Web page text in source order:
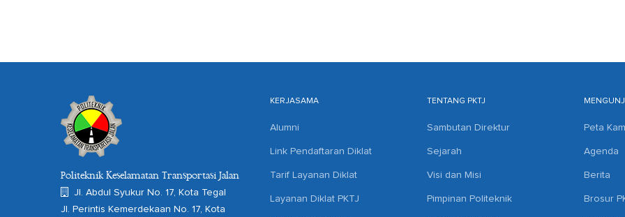
Politeknik Keselamatan Transportasi Jalan
Jl. Abdul Syukur No. 17, Kota Tegal
Jl. Perintis Kemerdekaan No. 17, Kota
KERJASAMA
Alumni
Link Pendaftaran Diklat
Tarif Layanan Diklat
Layanan Diklat PKTJ
TENTANG PKTJ
Sambutan Direktur
Sejarah
Visi dan Misi
Pimpinan Politeknik
Peta
Agenda
Berita
Brosur